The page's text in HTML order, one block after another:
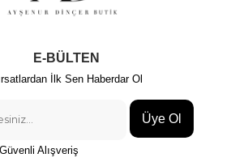
E-BÜLTEN
İlk Sen Haberdar Ol
Üye Ol
Alışveriş